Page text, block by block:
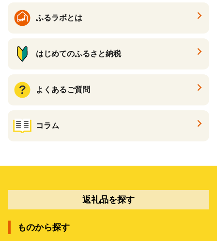
ふるラボとは
はじめてのふるさと納税
よくあるご質問
コラム
返礼品を探す
ものから探す